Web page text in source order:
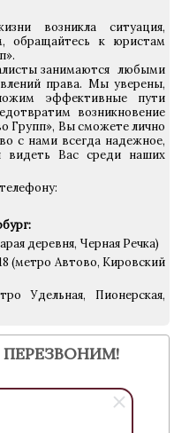
возникла ситуация,
обращайтесь к юристам
занимаются любыми
права. Мы уверены,
эффективные пути
возникновение
Групп», Вы сможете лично
с нами всегда надежное,
Вас среди наших
деревня, Черная Речка)
(метро Автово, Кировский
Удельная, Пионерская,